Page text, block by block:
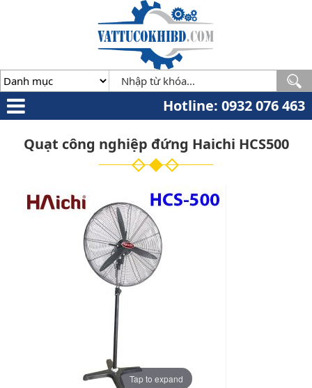
Hotline: 0932 076 463
Quạt công nghiệp đứng Haichi HCS500
Tap to expand
076
463